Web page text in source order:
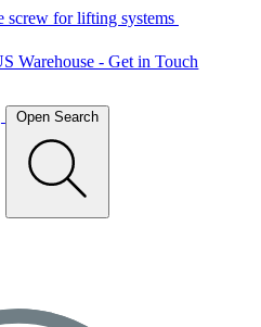
screw for lifting systems
Warehouse - Get in Touch
Open Search